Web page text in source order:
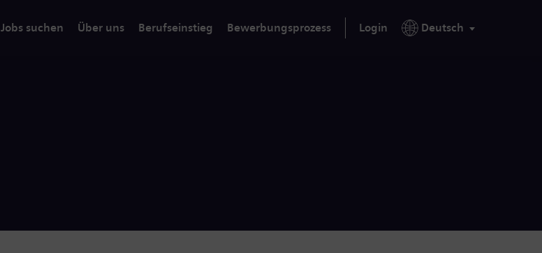
Jobs suchen Über uns Berufseinstieg Bewerbungsprozess Login Deutsch